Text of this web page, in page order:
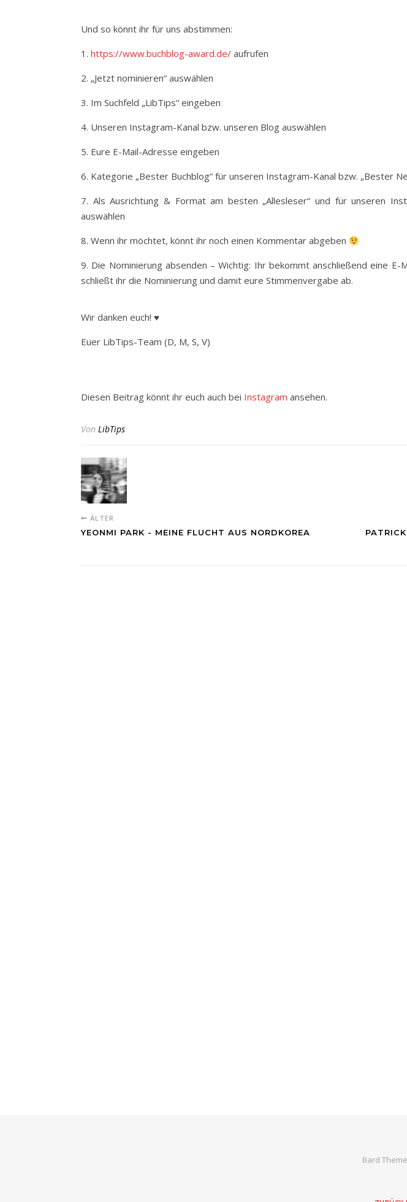
Und so könnt ihr für uns abstimmen:
1. https://www.buchblog-award.de/ aufrufen
2. „Jetzt nominieren“ auswählen
3. Im Suchfeld „LibTips“ eingeben
4. Unseren Instagram-Kanal bzw. unseren Blog auswählen
5. Eure E-Mail-Adresse eingeben
6. Kategorie „Bester Buchblog“ für unseren Instagram-Kanal bzw. „Bester
7. Als Ausrichtung & Format am besten „Allesleser“ und für unseren
auswählen
8. Wenn ihr möchtet, könnt ihr noch einen Kommentar abgeben
9. Die Nominierung absenden – Wichtig: Ihr bekommt anschließend eine
schließt ihr die Nominierung und damit eure Stimmenvergabe ab.
Wir danken euch! ♥
Euer LibTips-Team (D, M, S, V)
Diesen Beitrag könnt ihr euch auch bei Instagram ansehen.
Von LibTips
ÄLTER
YEONMI PARK - MEINE FLUCHT AUS NORDKOREA
Bard